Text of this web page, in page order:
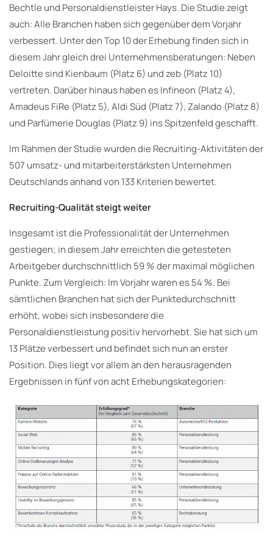
Bechtle und Personaldienstleister Hays. Die Studie zeigt
auch: Alle Branchen haben sich gegenüber dem Vorjahr
verbessert. Unter den Top 10 der Erhebung finden sich in
diesem Jahr gleich drei Unternehmensberatungen: Neben
Deloitte sind Kienbaum (Platz 6) und zeb (Platz 10)
vertreten. Darüber hinaus haben es Infineon (Platz 4),
Amadeus FiRe (Platz 5), Aldi Süd (Platz 7), Zalando (Platz 8)
und Parfümerie Douglas (Platz 9) ins Spitzenfeld geschafft.
Im Rahmen der Studie wurden die Recruiting-Aktivitäten der
507 umsatz- und mitarbeiterstärksten Unternehmen
Deutschlands anhand von 133 Kriterien bewertet.
Recruiting-Qualität steigt weiter
Insgesamt ist die Professionalität der Unternehmen
gestiegen; in diesem Jahr erreichten die getesteten
Arbeitgeber durchschnittlich 59 % der maximal möglichen
Punkte. Zum Vergleich: Im Vorjahr waren es 54 %. Bei
sämtlichen Branchen hat sich der Punktedurchschnitt
erhöht, wobei sich insbesondere die
Personaldienstleistung positiv hervorhebt. Sie hat sich um
13 Plätze verbessert und befindet sich nun an erster
Position. Dies liegt vor allem an den herausragenden
Ergebnissen in fünf von acht Erhebungskategorien: